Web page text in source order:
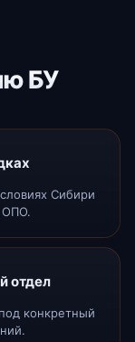
БУ
Сибири
ОПО.
отдел
конкретный